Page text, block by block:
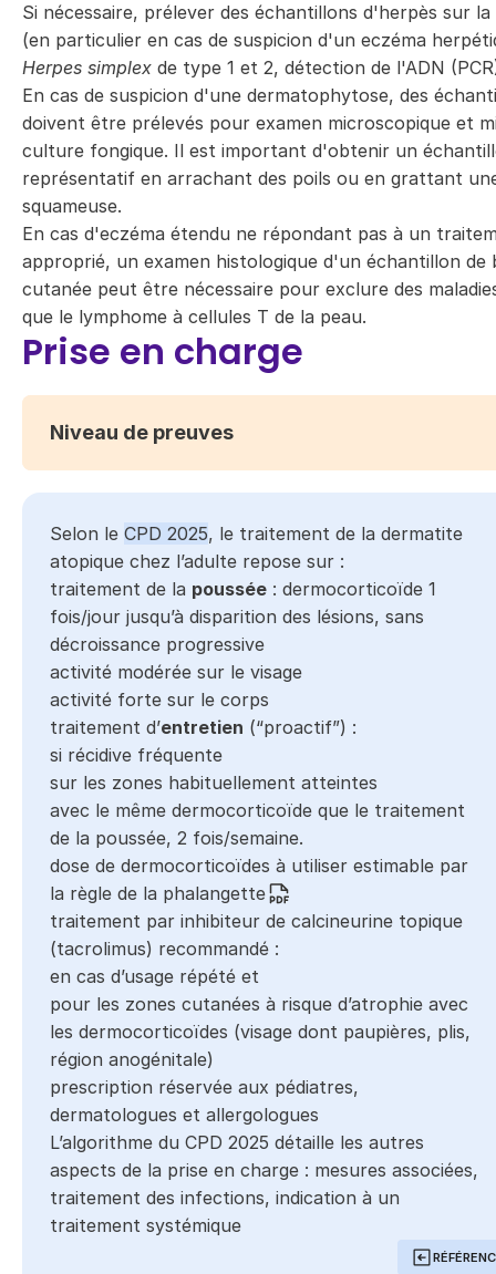
Si nécessaire, prélever des échantillons d'herpès sur la
(en particulier en cas de suspicion d'un eczéma
Herpes simplex de type 1 et 2, détection de l'ADN
En cas de suspicion d'une dermatophytose, des
doivent être prélevés pour examen microscopique et
culture fongique. Il est important d'obtenir un
représentatif en arrachant des poils ou en grattant
squameuse.
En cas d'eczéma étendu ne répondant pas à un
approprié, un examen histologique d'un échantillon de
cutanée peut être nécessaire pour exclure des
que le lymphome à cellules T de la peau.
Prise en charge
Niveau de preuves
Selon le CPD 2025, le traitement de la dermatite
atopique chez l’adulte repose sur :
traitement de la poussée : dermocorticoïde 1
fois/jour jusqu’à disparition des lésions, sans
décroissance progressive
activité modérée sur le visage
activité forte sur le corps
traitement d’entretien (“proactif”) :
si récidive fréquente
sur les zones habituellement atteintes
avec le même dermocorticoïde que le traitement
de la poussée, 2 fois/semaine.
dose de dermocorticoïdes à utiliser estimable par
la règle de la phalangette
traitement par inhibiteur de calcineurine topique
(tacrolimus) recommandé :
en cas d’usage répété et
pour les zones cutanées à risque d’atrophie avec
les dermocorticoïdes (visage dont paupières, plis,
région anogénitale)
prescription réservée aux pédiatres,
dermatologues et allergologues
L’algorithme du CPD 2025 détaille les autres
aspects de la prise en charge : mesures associées,
traitement des infections, indication à un
traitement systémique